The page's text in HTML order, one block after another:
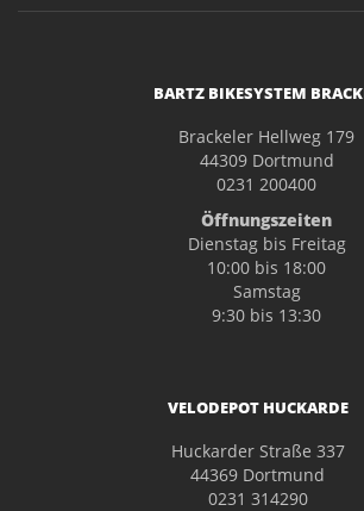
BARTZ BIKESYSTEM
Brackeler Hellweg 179
44309 Dortmund
0231 200400
Öffnungszeiten
Dienstag bis Freitag
10:00 bis 18:00
Samstag
9:30 bis 13:30
VELODEPOT HUCKARDE
Huckarder Straße 337
44369 Dortmund
0231 314290